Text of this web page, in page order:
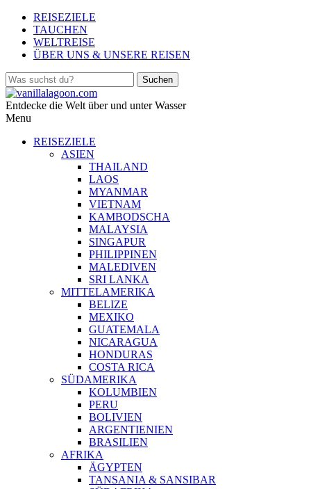
REISEZIELE
TAUCHEN
WELTREISE
ÜBER UNS & UNSERE REISEN
Entdecke die Welt über und unter Wasser
Menu
REISEZIELE
ASIEN
THAILAND
LAOS
MYANMAR
VIETNAM
KAMBODSCHA
MALAYSIA
SINGAPUR
PHILIPPINEN
MALEDIVEN
SRI LANKA
MITTELAMERIKA
BELIZE
MEXIKO
GUATEMALA
NICARAGUA
HONDURAS
COSTA RICA
SÜDAMERIKA
KOLUMBIEN
PERU
BOLIVIEN
ARGENTIENIEN
BRASILIEN
AFRIKA
ÄGYPTEN
TANSANIA & SANSIBAR